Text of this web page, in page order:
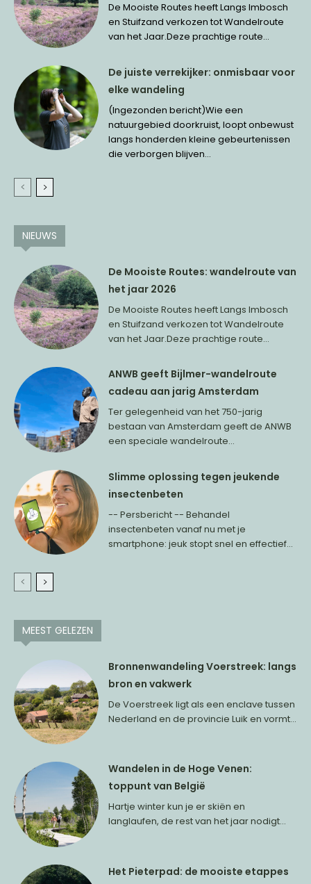
De Mooiste Routes heeft Langs Imbosch
en Stuifzand verkozen tot Wandelroute
van het Jaar.Deze prachtige route...
De juiste verrekijker: onmisbaar voor
elke wandeling
(Ingezonden bericht)Wie een
natuurgebied doorkruist, loopt onbewust
langs honderden kleine gebeurtenissen
die verborgen blijven...
NIEUWS
De Mooiste Routes: wandelroute van
het jaar 2026
De Mooiste Routes heeft Langs Imbosch
en Stuifzand verkozen tot Wandelroute
van het Jaar.Deze prachtige route...
ANWB geeft Bijlmer-wandelroute
cadeau aan jarig Amsterdam
Ter gelegenheid van het 750-jarig
bestaan van Amsterdam geeft de ANWB
een speciale wandelroute...
Slimme oplossing tegen jeukende
insectenbeten
-- Persbericht -- Behandel
insectenbeten vanaf nu met je
smartphone: jeuk stopt snel en effectief...
MEEST GELEZEN
Bronnenwandeling Voerstreek: langs
bron en vakwerk
De Voerstreek ligt als een enclave tussen
Nederland en de provincie Luik en vormt...
Wandelen in de Hoge Venen:
toppunt van België
Hartje winter kun je er skiën en
langlaufen, de rest van het jaar nodigt...
Het Pieterpad: de mooiste etappes